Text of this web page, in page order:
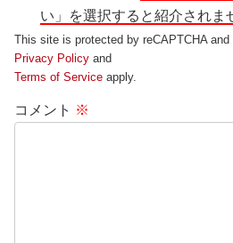
い」を選択すると紹介されま
This site is protected by reCAPTCHA and
Privacy Policy and
Terms of Service apply.
コメント ※